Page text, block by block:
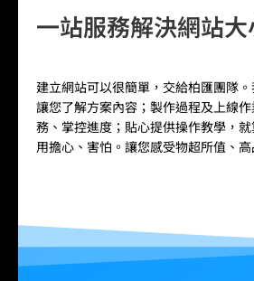
一站服務解決網站
建立網站可以很簡單，交給柏匯團隊。
讓您了解方案內容；製作過程及上線
務、掌控進度；貼心提供操作教學，
用擔心、害怕。讓您感受物超所值、